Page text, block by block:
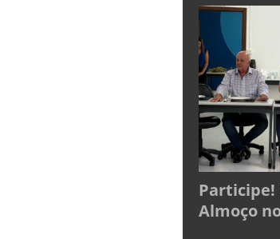
Participe!
Almoço